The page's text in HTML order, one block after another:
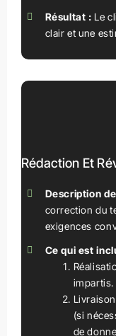
Résultat : Le
clair et une
Rédaction Et
Description
correction du
exigences
Ce qui est
impartis.
(si
de